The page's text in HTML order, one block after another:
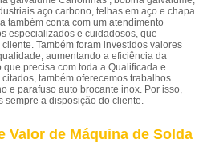
aço carbono, telhas em aço e chapa
também conta com um atendimento
especializados e cuidadosos, que
Também foram investidos valores
aumentando a eficiência da
precisa com toda a Qualificada e
também oferecemos trabalhos
e parafuso auto brocante inox. Por isso,
sempre a disposição do cliente.
Valor de Máquina de Solda